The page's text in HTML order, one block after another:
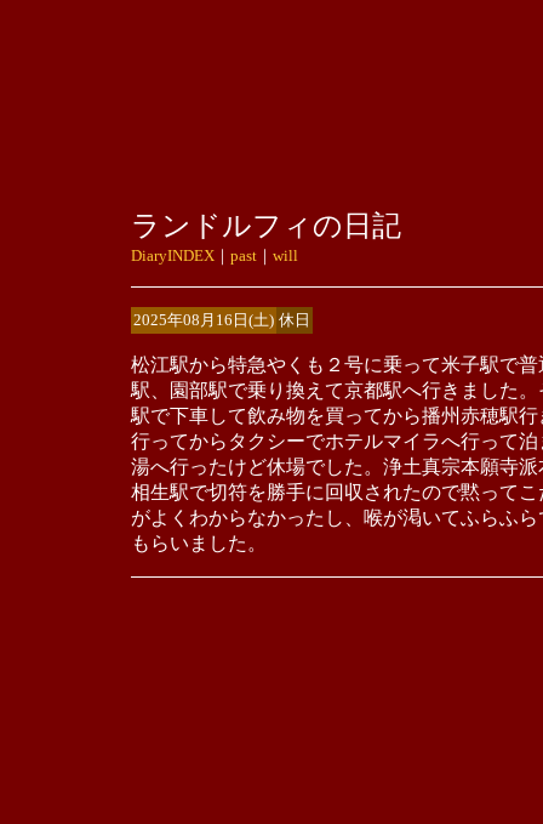
ランドルフィの日記
DiaryINDEX｜ past｜ will
2025年08月16日(土) 休日
松江駅から特急やくも２号に乗って米子駅で
駅、園部駅で乗り換えて京都駅へ行きました
駅で下車して飲み物を買ってから播州赤穂駅
行ってからタクシーでホテルマイラへ行って
湯へ行ったけど休場でした。浄土真宗本願寺
相生駅で切符を勝手に回収されたので黙って
がよくわからなかったし、喉が渇いてふらふ
もらいました。